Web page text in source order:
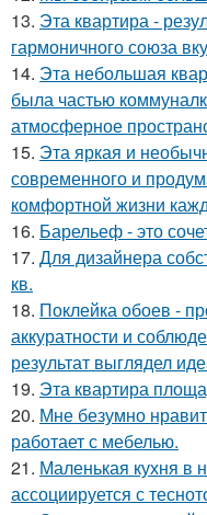
13. Эта квартира -
гармоничного союза
14. Эта небольшая
была частью
атмосферное
15. Эта яркая и
современного и
комфортной жизни
16. Барельеф - это
17. Для дизайнера
кв.
18. Поклейка обоев -
аккуратности и
результат выглядел
19. Эта квартира
20. Мне безумно
работает с мебелью.
21. Маленькая кухня в
ассоциируется с